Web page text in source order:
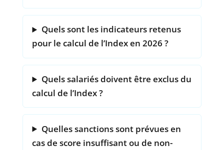
Quels sont les indicateurs retenus
pour le calcul de l’Index en 2026 ?
Quels salariés doivent être exclus du
calcul de l’Index ?
Quelles sanctions sont prévues en
cas de score insuffisant ou de non-